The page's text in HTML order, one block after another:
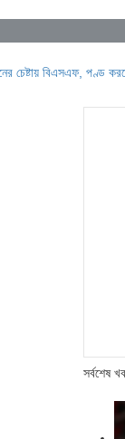
পণ্ড করছে বিজিবি
সর্বশেষ